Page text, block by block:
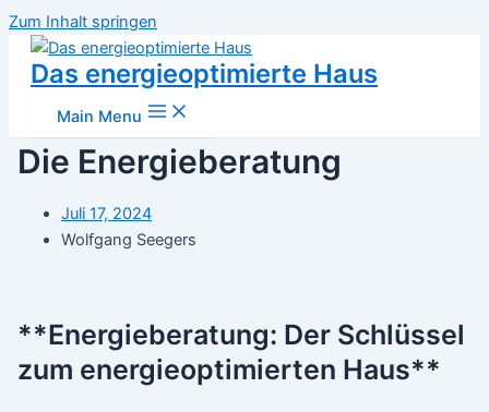
Zum Inhalt springen
Das energieoptimierte Haus
Main Menu
Die Energieberatung
Juli 17, 2024
Wolfgang Seegers
**Energieberatung: Der Schlüssel
zum energieoptimierten Haus**